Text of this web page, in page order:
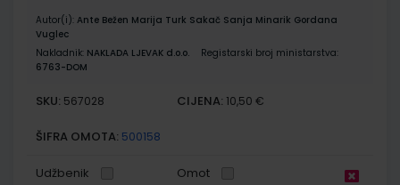
Autor(i): Ante Bežen Marija Turk Sakač Sanja Minarik Gordana
Vuglec
Nakladnik: NAKLADA LJEVAK d.o.o.
Registarski broj ministarstva:
6763-DOM
SKU: 567028 CIJENA: 10,50 €
ŠIFRA OMOTA: 500158
Udžbenik Omot